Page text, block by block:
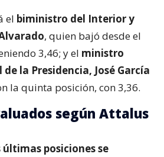
el biministro del Interior y
, quien bajó desde el
3,46; y el ministro
la Presidencia, José García
la quinta posición, con 3,36.
según Attalus
últimas posiciones se